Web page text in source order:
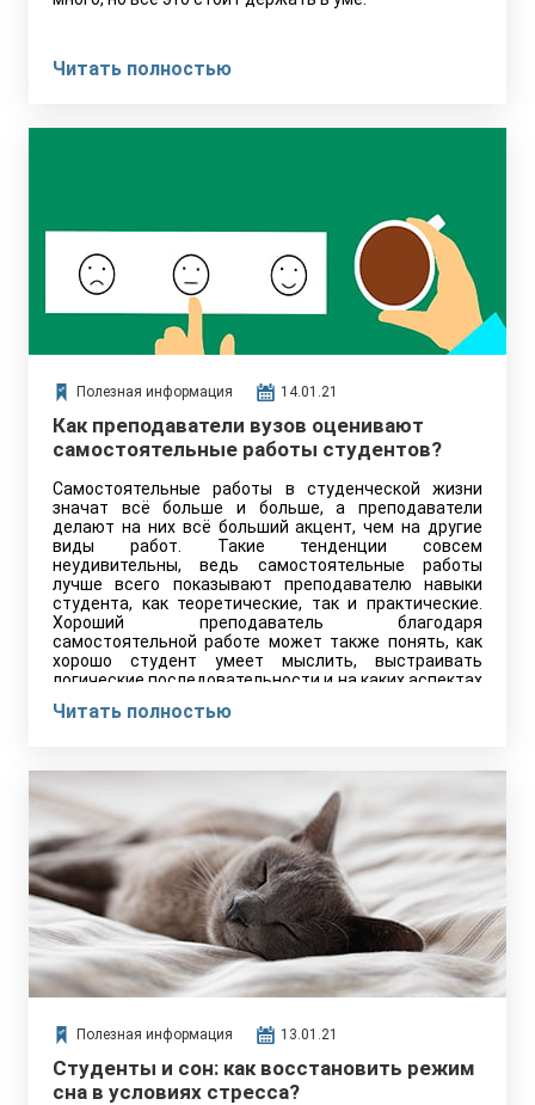
Читать полностью
Полезная информация 14.01.21
Как преподаватели вузов оценивают
самостоятельные работы студентов?
Самостоятельные работы в студенческой жизни
значат всё больше и больше, а преподаватели
делают на них всё больший акцент, чем на другие
виды работ. Такие тенденции совсем
неудивительны, ведь самостоятельные работы
лучше всего показывают преподавателю навыки
студента, как теоретические, так и практические.
Хороший преподаватель благодаря
самостоятельной работе может также понять, как
хорошо студент умеет мыслить, выстраивать
логические последовательности и на каких аспектах
обучающийся раскрылся в полной мере.
Читать полностью
Полезная информация 13.01.21
Студенты и сон: как восстановить режим
сна в условиях стресса?